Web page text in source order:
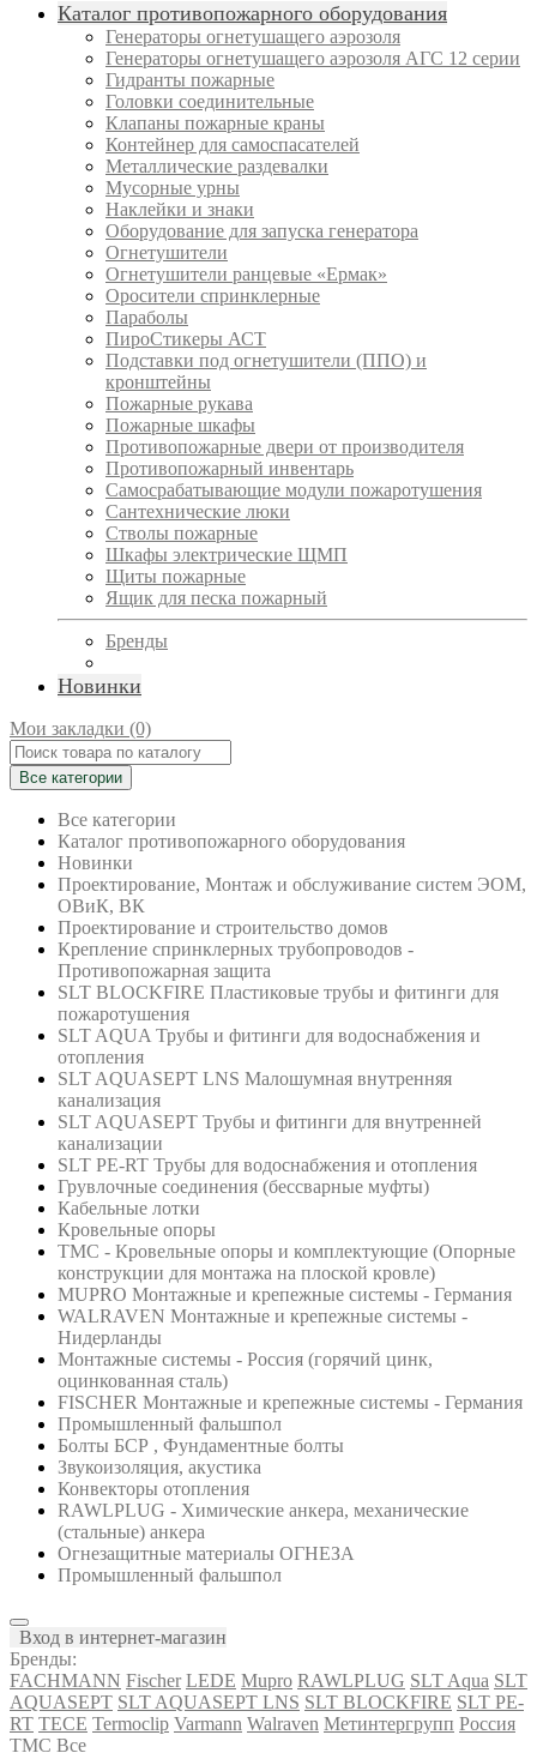
Каталог противопожарного оборудования
Генераторы огнетушащего аэрозоля
Генераторы огнетушащего аэрозоля АГС 12 серии
Гидранты пожарные
Головки соединительные
Клапаны пожарные краны
Контейнер для самоспасателей
Металлические раздевалки
Мусорные урны
Наклейки и знаки
Оборудование для запуска генератора
Огнетушители
Огнетушители ранцевые «Ермак»
Оросители спринклерные
Параболы
ПироСтикеры АСТ
Подставки под огнетушители (ППО) и
кронштейны
Пожарные рукава
Пожарные шкафы
Противопожарные двери от производителя
Противопожарный инвентарь
Самосрабатывающие модули пожаротушения
Сантехнические люки
Стволы пожарные
Шкафы электрические ЩМП
Щиты пожарные
Ящик для песка пожарный
Бренды
Новинки
Мои закладки (0)
Все категории
Все категории
Каталог противопожарного оборудования
Новинки
Проектирование, Монтаж и обслуживание систем ЭОМ,
ОВиК, ВК
Проектирование и строительство домов
Крепление спринклерных трубопроводов -
Противопожарная защита
SLT BLOCKFIRE Пластиковые трубы и фитинги для
пожаротушения
SLT AQUA Трубы и фитинги для водоснабжения и
отопления
SLT AQUASEPT LNS Малошумная внутренняя
канализация
SLT AQUASEPT Трубы и фитинги для внутренней
канализации
SLT PE-RT Трубы для водоснабжения и отопления
Грувлочные соединения (бессварные муфты)
Кабельные лотки
Кровельные опоры
ТМС - Кровельные опоры и комплектующие (Опорные
конструкции для монтажа на плоской кровле)
MUPRO Монтажные и крепежные системы - Германия
WALRAVEN Монтажные и крепежные системы -
Нидерланды
Монтажные системы - Россия (горячий цинк,
оцинкованная сталь)
FISCHER Монтажные и крепежные системы - Германия
Промышленный фальшпол
Болты БСР , Фундаментные болты
Звукоизоляция, акустика
Конвекторы отопления
RAWLPLUG - Химические анкера, механические
(стальные) анкера
Огнезащитные материалы ОГНЕЗА
Промышленный фальшпол
Вход в интернет-магазин
Бренды:
FACHMANN Fischer LEDE Mupro RAWLPLUG SLT Aqua SLT
AQUASEPT SLT AQUASEPT LNS SLT BLOCKFIRE SLT PE-
RT TECE Termoclip Varmann Walraven Метинтергрупп Россия
ТМС Все